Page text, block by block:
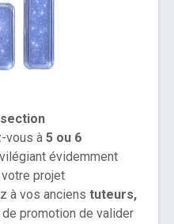
vous à 5 ou 6
évidemment
projet
à vos anciens tuteurs,
de promotion de valider